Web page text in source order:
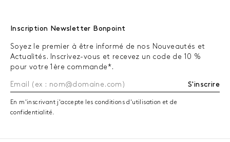
Inscription Newsletter Bonpoint
Soyez le premier à être informé de nos Nouveautés et
Actualités. Inscrivez-vous et recevez un code de 10 %
pour votre 1ère commande*.
S'inscrire
En m'inscrivant j'accepte les conditions d'utilisation et de
confidentialité.